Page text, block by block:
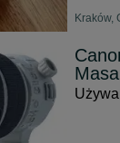
Kraków,